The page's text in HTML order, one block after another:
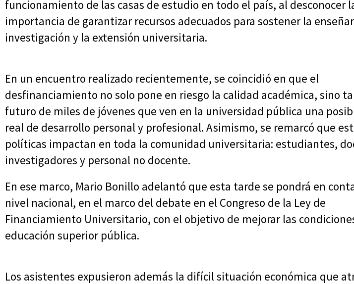
funcionamiento de las casas de estudio en todo el país, al desconocer
importancia de garantizar recursos adecuados para sostener la
investigación y la extensión universitaria.
En un encuentro realizado recientemente, se coincidió en que el
desfinanciamiento no solo pone en riesgo la calidad académica, sino
futuro de miles de jóvenes que ven en la universidad pública una
real de desarrollo personal y profesional. Asimismo, se remarcó que
políticas impactan en toda la comunidad universitaria: estudiantes,
investigadores y personal no docente.
En ese marco, Mario Bonillo adelantó que esta tarde se pondrá en
nivel nacional, en el marco del debate en el Congreso de la Ley de
Financiamiento Universitario, con el objetivo de mejorar las
educación superior pública.
Los asistentes expusieron además la difícil situación económica que